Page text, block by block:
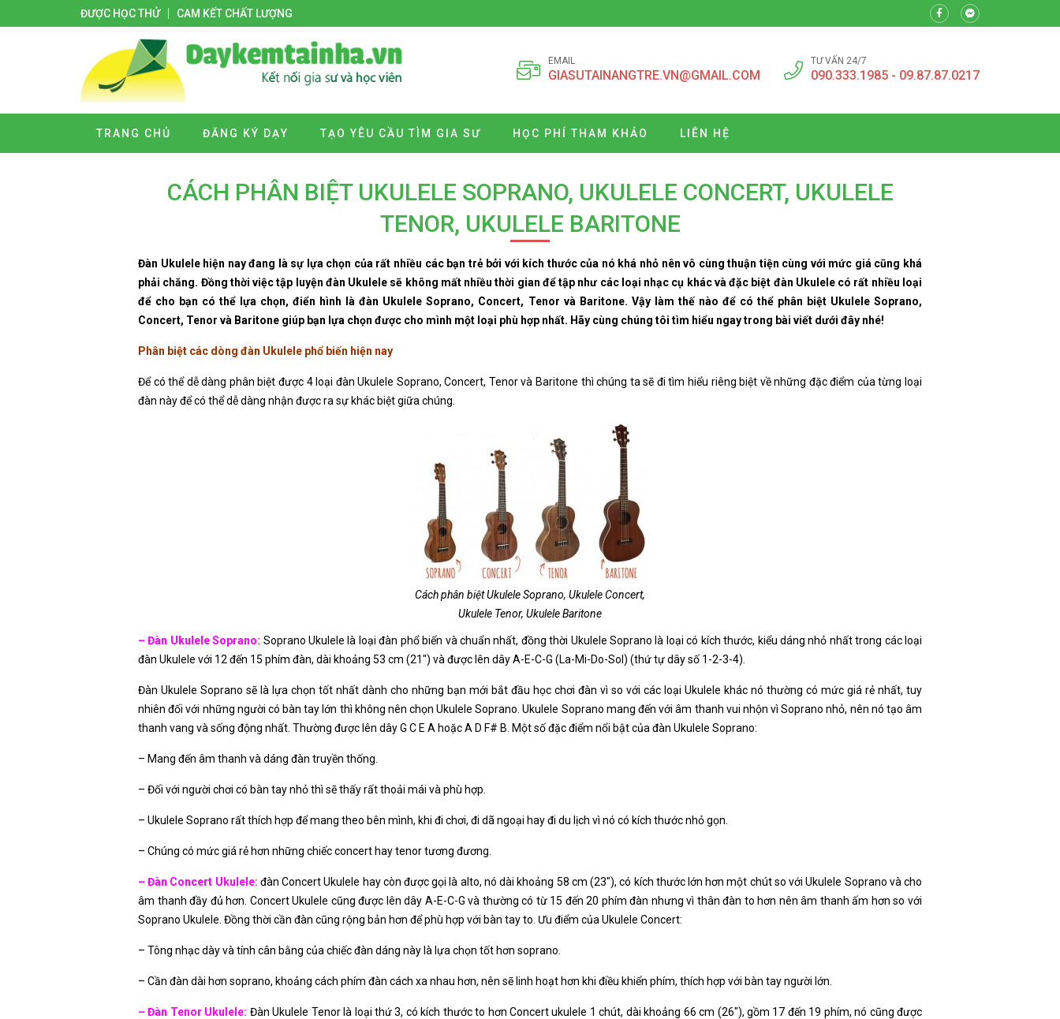
ĐƯỢC HỌC THỬ CAM KẾT CHẤT LƯỢNG
EMAIL
GIASUTAINANGTRE.VN@GMAIL.COM
TƯ VẤN 24/7
090.333.1985 - 09.87.87.0217
TRANG CHỦ ĐĂNG KÝ DẠY TẠO YÊU CẦU TÌM GIA SƯ HỌC PHÍ THAM KHẢO LIÊN HỆ
CÁCH PHÂN BIỆT UKULELE SOPRANO, UKULELE CONCERT, UKULELE
TENOR, UKULELE BARITONE
Đàn Ukulele hiện nay đang là sự lựa chọn của rất nhiều các bạn trẻ bởi với kích thước của nó khá nhỏ nên vô cùng thuận tiện cùng với mức giá cũng khá
phải chăng. Đồng thời việc tập luyện đàn Ukulele sẽ không mất nhiều thời gian để tập như các loại nhạc cụ khác và đặc biệt đàn Ukulele có rất nhiều loại
để cho bạn có thể lựa chọn, điển hình là đàn Ukulele Soprano, Concert, Tenor và Baritone. Vậy làm thế nào để có thể phân biệt Ukulele Soprano,
Concert, Tenor và Baritone giúp bạn lựa chọn được cho mình một loại phù hợp nhất. Hãy cùng chúng tôi tìm hiểu ngay trong bài viết dưới đây nhé!
Phân biệt các dòng đàn Ukulele phổ biến hiện nay
Để có thể dễ dàng phân biệt được 4 loại đàn Ukulele Soprano, Concert, Tenor và Baritone thì chúng ta sẽ đi tìm hiểu riêng biệt về những đặc điểm của từng loại
đàn này để có thể dễ dàng nhận được ra sự khác biệt giữa chúng.
Cách phân biệt Ukulele Soprano, Ukulele Concert,
Ukulele Tenor, Ukulele Baritone
– Đàn Ukulele Soprano: Soprano Ukulele là loại đàn phổ biến và chuẩn nhất, đồng thời Ukulele Soprano là loại có kích thước, kiểu dáng nhỏ nhất trong các loại
đàn Ukulele với 12 đến 15 phím đàn, dài khoảng 53 cm (21″) và được lên dây A-E-C-G (La-Mi-Do-Sol) (thứ tự dây số 1-2-3-4).
Đàn Ukulele Soprano sẽ là lựa chọn tốt nhất dành cho những bạn mới bắt đầu học chơi đàn vì so với các loại Ukulele khác nó thường có mức giá rẻ nhất, tuy
nhiên đối với những người có bàn tay lớn thì không nên chọn Ukulele Soprano. Ukulele Soprano mang đến với âm thanh vui nhộn vì Soprano nhỏ, nên nó tạo âm
thanh vang và sống động nhất. Thường được lên dây G C E A hoặc A D F# B. Một số đặc điểm nổi bật của đàn Ukulele Soprano:
– Mang đến âm thanh và dáng đàn truyền thống.
– Đối với người chơi có bàn tay nhỏ thì sẽ thấy rất thoải mái và phù hợp.
– Ukulele Soprano rất thích hợp để mang theo bên mình, khi đi chơi, đi dã ngoại hay đi du lịch vì nó có kích thước nhỏ gọn.
– Chúng có mức giá rẻ hơn những chiếc concert hay tenor tương đương.
– Đàn Concert Ukulele: đàn Concert Ukulele hay còn được gọi là alto, nó dài khoảng 58 cm (23″), có kích thước lớn hơn một chút so với Ukulele Soprano và cho
âm thanh đầy đủ hơn. Concert Ukulele cũng được lên dây A-E-C-G và thường có từ 15 đến 20 phím đàn nhưng vì thân đàn to hơn nên âm thanh ấm hơn so với
Soprano Ukulele. Đồng thời cần đàn cũng rộng bản hơn để phù hợp với bàn tay to. Ưu điểm của Ukulele Concert:
– Tông nhạc dày và tính cân bằng của chiếc đàn dáng này là lựa chọn tốt hơn soprano.
– Cần đàn dài hơn soprano, khoảng cách phím đàn cách xa nhau hơn, nên sẽ linh hoạt hơn khi điều khiển phím, thích hợp với bàn tay người lớn.
– Đàn Tenor Ukulele: Đàn Ukulele Tenor là loại thứ 3, có kích thước to hơn Concert ukulele 1 chút, dài khoảng 66 cm (26″), gồm 17 đến 19 phím, nó cũng được